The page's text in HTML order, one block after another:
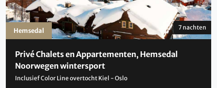
Privé Chalets en Appartementen, Hemsedal
Noorwegen wintersport
Inclusief Color Line overtocht Kiel - Oslo
7 nachten
Hemsedal